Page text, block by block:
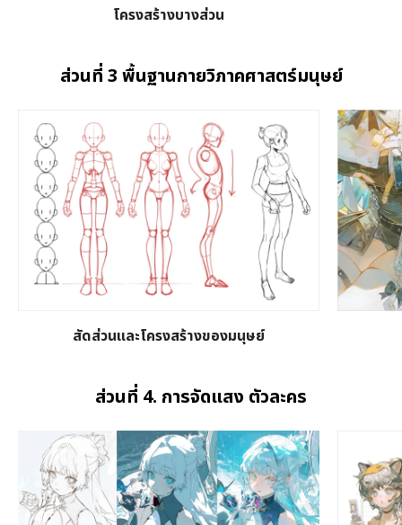
โครงสร้างบางส่วน
ส่วนที่ 3 พื้นฐานกายวิภาคศาสตร์มนุษย์
สัดส่วนและโครงสร้างของมนุษย์
ส่วนที่ 4. การจัดแสง ตัวละคร